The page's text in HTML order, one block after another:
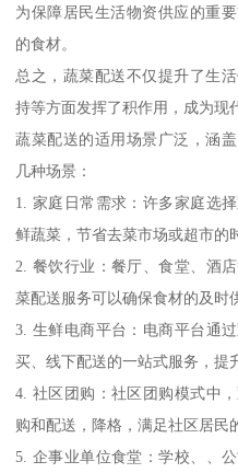
为保障居民生活物资供应的重
的食材。
总之，蔬菜配送不仅提升了生
持等方面发挥了积作用，成为现
蔬菜配送的适用场景广泛，涵
几种场景：
1. 家庭日常需求：许多家庭选
鲜蔬菜，节省去菜市场或超市的
2. 餐饮行业：餐厅、食堂、酒
菜配送服务可以确保食材的及时
3. 生鲜电商平台：电商平台通
买、线下配送的一站式服务，提
4. 社区团购：社区团购模式中
购和配送，降格，满足社区居民
5. 企事业单位食堂：学校、、